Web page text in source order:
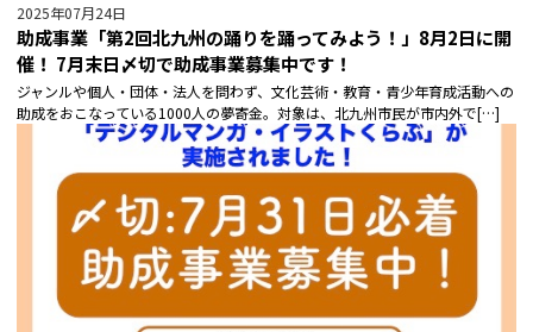
2025年07月24日
助成事業「第2回北九州の踊りを踊ってみよう！」8月2日に開
催！ 7月末日〆切で助成事業募集中です！
ジャンルや個人・団体・法人を問わず、文化芸術・教育・青少年育成活動への
助成をおこなっている1000人の夢寄金。対象は、北九州市民が市内外で[…]